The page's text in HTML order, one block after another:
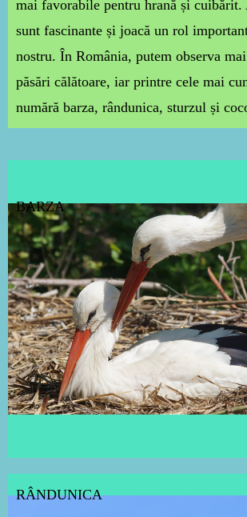
mai favorabile pentru hrană și cuibărit.
sunt fascinante și joacă un rol
nostru. În România, putem observa
păsări călătoare, iar printre cele mai
numără barza, rândunica, sturzul și
BARZA
RÂNDUNICA